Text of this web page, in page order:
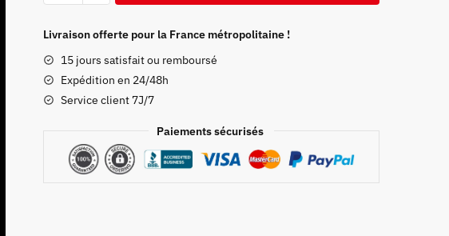
Demon
Slayer
Buste
Shinobu
Livraison offerte pour la France métropolitaine !
15 jours satisfait ou remboursé
Expédition en 24/48h
Service client 7J/7
Paiements sécurisés